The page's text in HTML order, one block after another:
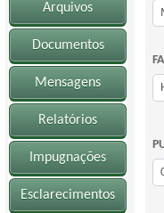
Arquivos
Documentos
Mensagens
Relatórios
Impugnações
Esclarecimentos